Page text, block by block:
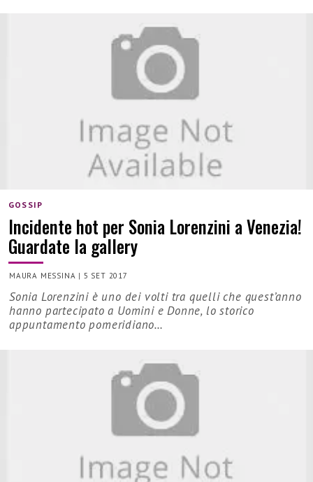
GOSSIP
Incidente hot per Sonia Lorenzini a Venezia!
Guardate la gallery
MAURA MESSINA | 5 SET 2017
Sonia Lorenzini è uno dei volti tra quelli che quest’anno
hanno partecipato a Uomini e Donne, lo storico
appuntamento pomeridiano…